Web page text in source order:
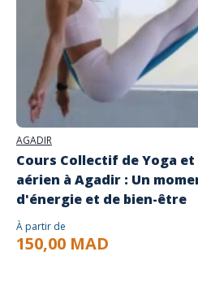
Adresse
Yoga by Lauranne
N°7 Bis Rue Mehdi Ben Toumert 80000
AGADIR
Cours Collectif de Yoga et
aérien à Agadir : Un
d'énergie et de bien-être
À partir de
150,00 MAD